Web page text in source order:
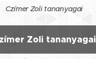
Czímer Zoli tananyagai
Zoli tananyagai